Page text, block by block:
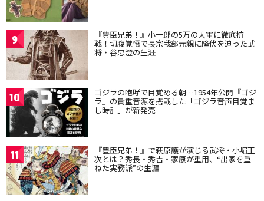
9 『豊臣兄弟！』小一郎の5万の大軍に徹底抗
戦！切腹覚悟で長宗我部元親に降伏を迫った武
将・谷忠澄の生涯
10 ゴジラの咆哮で目覚める朝…1954年公開『ゴジ
ラ』の貴重音源を搭載した「ゴジラ音声目覚ま
し時計」が新発売
11 『豊臣兄弟！』で萩原護が演じる武将・小堀正
次とは？秀長・秀吉・家康が重用、“出家を重
ねた実務派”の生涯